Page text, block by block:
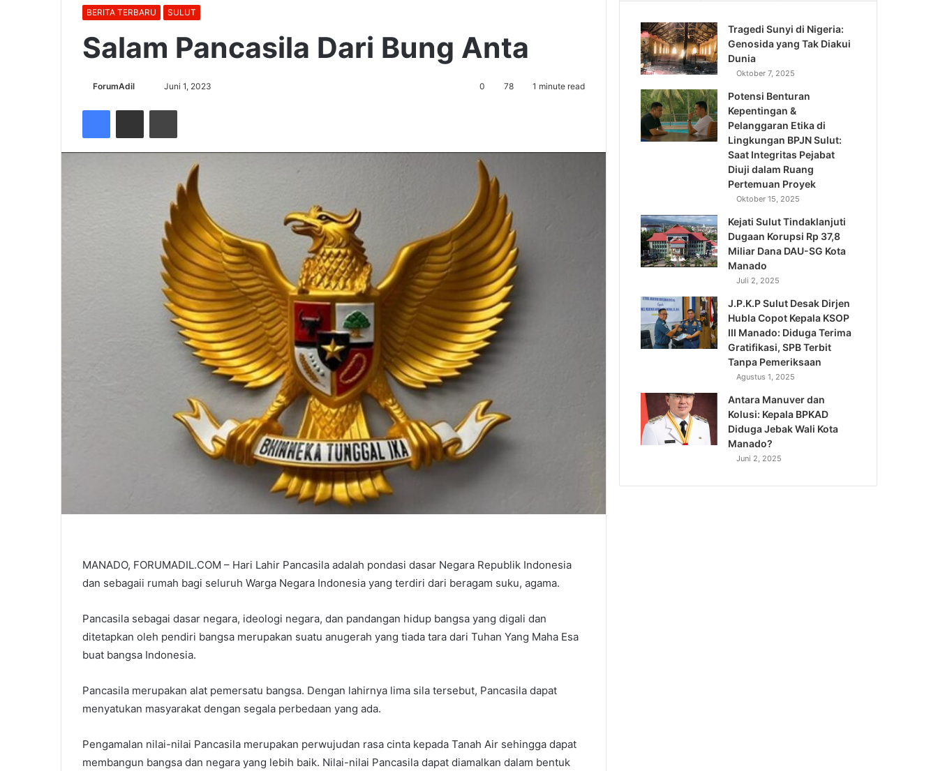
BERITA TERBARU SULUT
Salam Pancasila Dari Bung Anta
ForumAdil Juni 1, 2023 0 78 1 minute read
FacebookShare via Email Cetak
MANADO, FORUMADIL.COM – Hari Lahir Pancasila adalah pondasi dasar Negara Republik Indonesia
dan sebagaii rumah bagi seluruh Warga Negara Indonesia yang terdiri dari beragam suku, agama.
Pancasila sebagai dasar negara, ideologi negara, dan pandangan hidup bangsa yang digali dan
ditetapkan oleh pendiri bangsa merupakan suatu anugerah yang tiada tara dari Tuhan Yang Maha Esa
buat bangsa Indonesia.
Pancasila merupakan alat pemersatu bangsa. Dengan lahirnya lima sila tersebut, Pancasila dapat
menyatukan masyarakat dengan segala perbedaan yang ada.
Pengamalan nilai-nilai Pancasila merupakan perwujudan rasa cinta kepada Tanah Air sehingga dapat
membangun bangsa dan negara yang lebih baik. Nilai-nilai Pancasila dapat diamalkan dalam bentuk
Tragedi Sunyi di Nigeria:
Genosida yang Tak Diakui
Dunia
Oktober 7, 2025
Potensi Benturan
Kepentingan &
Pelanggaran Etika di
Lingkungan BPJN Sulut:
Saat Integritas Pejabat
Diuji dalam Ruang
Pertemuan Proyek
Oktober 15, 2025
Kejati Sulut Tindaklanjuti
Dugaan Korupsi Rp 37,8
Miliar Dana DAU-SG Kota
Manado
Juli 2, 2025
J.P.K.P Sulut Desak Dirjen
Hubla Copot Kepala KSOP
III Manado: Diduga Terima
Gratifikasi, SPB Terbit
Tanpa Pemeriksaan
Agustus 1, 2025
Antara Manuver dan
Kolusi: Kepala BPKAD
Diduga Jebak Wali Kota
Manado?
Juni 2, 2025